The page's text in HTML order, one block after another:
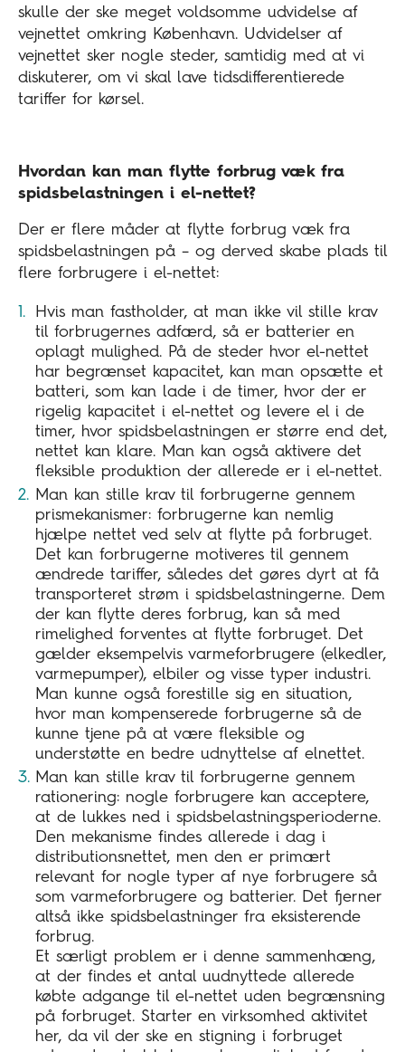
skulle der ske meget voldsomme udvidelse af
vejnettet omkring København. Udvidelser af
vejnettet sker nogle steder, samtidig med at vi
diskuterer, om vi skal lave tidsdifferentierede
tariffer for kørsel.
Hvordan kan man flytte forbrug væk fra
spidsbelastningen i el-nettet?
Der er flere måder at flytte forbrug væk fra
spidsbelastningen på – og derved skabe plads til
flere forbrugere i el-nettet:
Hvis man fastholder, at man ikke vil stille krav
til forbrugernes adfærd, så er batterier en
oplagt mulighed. På de steder hvor el-nettet
har begrænset kapacitet, kan man opsætte et
batteri, som kan lade i de timer, hvor der er
rigelig kapacitet i el-nettet og levere el i de
timer, hvor spidsbelastningen er større end det,
nettet kan klare. Man kan også aktivere det
fleksible produktion der allerede er i el-nettet.
Man kan stille krav til forbrugerne gennem
prismekanismer: forbrugerne kan nemlig
hjælpe nettet ved selv at flytte på forbruget.
Det kan forbrugerne motiveres til gennem
ændrede tariffer, således det gøres dyrt at få
transporteret strøm i spidsbelastningerne. Dem
der kan flytte deres forbrug, kan så med
rimelighed forventes at flytte forbruget. Det
gælder eksempelvis varmeforbrugere (elkedler,
varmepumper), elbiler og visse typer industri.
Man kunne også forestille sig en situation,
hvor man kompenserede forbrugerne så de
kunne tjene på at være fleksible og
understøtte en bedre udnyttelse af elnettet.
Man kan stille krav til forbrugerne gennem
rationering: nogle forbrugere kan acceptere,
at de lukkes ned i spidsbelastningsperioderne.
Den mekanisme findes allerede i dag i
distributionsnettet, men den er primært
relevant for nogle typer af nye forbrugere så
som varmeforbrugere og batterier. Det fjerner
altså ikke spidsbelastninger fra eksisterende
forbrug.
Et særligt problem er i denne sammenhæng,
at der findes et antal uudnyttede allerede
købte adgange til el-nettet uden begrænsning
på forbruget. Starter en virksomhed aktivitet
her, da vil der ske en stigning i forbruget